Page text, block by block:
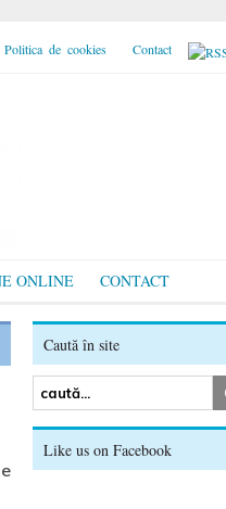
Politica de cookies Contact
ONLINE CONTACT
Caută în site
Like us on Facebook